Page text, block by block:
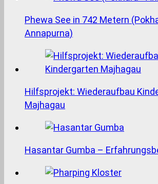
Phewa See in 742 Metern
Annapurna)
Hilfsprojekt: Wiederaufbau
Majhagau
Hasantar Gumba –